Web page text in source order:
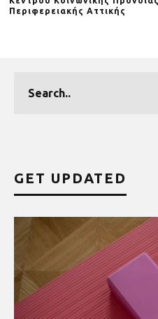
Περιφερειακής Αττικής
GET UPDATED